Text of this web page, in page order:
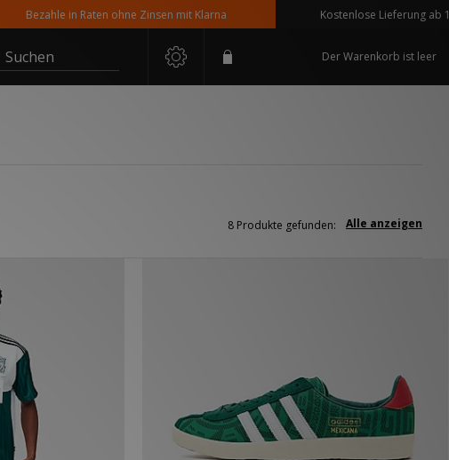
Bezahle in Raten ohne Zinsen mit Klarna Kostenlose Lieferung ab 110
Suchen Der Warenkorb ist leer
Alle anzeigen
8 Produkte gefunden: